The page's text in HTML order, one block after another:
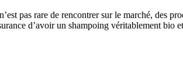
pas rare de rencontrer sur le marché, des
d’avoir un shampoing véritablement